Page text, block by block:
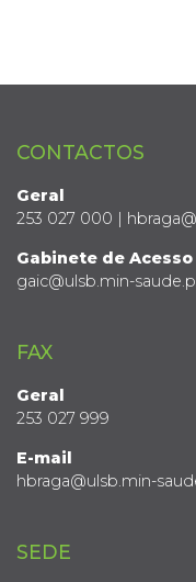
CONTACTOS
Geral
253 027 000 |
Gabinete de
gaic@ulsb.min-
FAX
Geral
253 027 999
E-mail
hbraga@ulsb.min-
SEDE